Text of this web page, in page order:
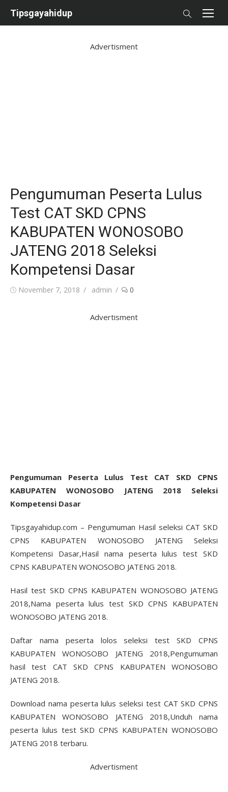
Tipsgayahidup
Advertisment
Pengumuman Peserta Lulus
Test CAT SKD CPNS
KABUPATEN WONOSOBO
JATENG 2018 Seleksi
Kompetensi Dasar
Posted
November 7, 2018 Author
admin 0
Advertisment
Pengumuman Peserta Lulus Test CAT SKD CPNS
KABUPATEN WONOSOBO JATENG 2018 Seleksi
Kompetensi Dasar
Tipsgayahidup.com – Pengumuman Hasil seleksi CAT SKD
CPNS KABUPATEN WONOSOBO JATENG Seleksi
Kompetensi Dasar,Hasil nama peserta lulus test SKD
CPNS KABUPATEN WONOSOBO JATENG 2018.
Hasil test SKD CPNS KABUPATEN WONOSOBO JATENG
2018,Nama peserta lulus test SKD CPNS KABUPATEN
WONOSOBO JATENG 2018.
Daftar nama peserta lolos seleksi test SKD CPNS
KABUPATEN WONOSOBO JATENG 2018,Pengumuman
hasil test CAT SKD CPNS KABUPATEN WONOSOBO
JATENG 2018.
Download nama peserta lulus seleksi test CAT SKD CPNS
KABUPATEN WONOSOBO JATENG 2018,Unduh nama
peserta lulus test SKD CPNS KABUPATEN WONOSOBO
JATENG 2018 terbaru.
Advertisment